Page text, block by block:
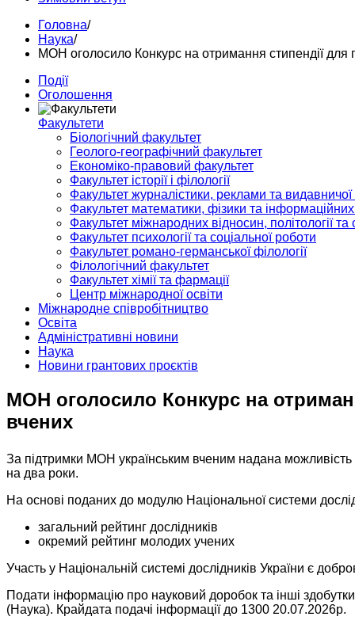
Головна/
Наука/
МОН оголосило Конкурс на отримання стипендії для
Події
Оголошення
Факультети
Біологічний факультет
Геолого-географічний факультет
Економіко-правовий факультет
Факультет історії і філології
Факультет журналістики, реклами та
Факультет математики, фізики та інформаційних
Факультет міжнародних відносин, політології та
Факультет психології та соціальної роботи
Факультет романо-германської філології
Філологічний факультет
Факультет хімії та фармації
Центр міжнародної освіти
Міжнародне співробітництво
Освіта
Адміністративні новини
Наука
Новини грантових проєктів
МОН оголосило Конкурс на
вчених
За підтримки МОН українським вченим надана можливість
на два роки.
На основі поданих до модулю Національної системи
загальний рейтинг дослідників
окремий рейтинг молодих учених
Участь у Національній системі дослідників України є
Подати інформацію про науковий доробок та інші
(Наука). Крайдата подачі інформації до 1300 20.07.2026р.